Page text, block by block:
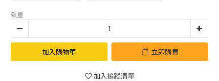
數量
加入購物車 立即購買
加入追蹤清單